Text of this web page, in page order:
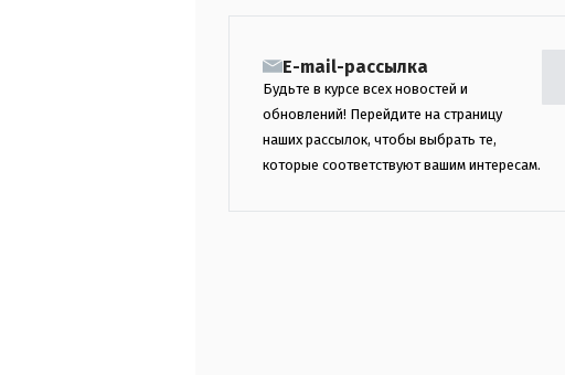
E-mail-рассылка
Будьте в курсе всех новостей и
обновлений! Перейдите на страницу
наших рассылок, чтобы выбрать те,
которые соответствуют вашим интересам.